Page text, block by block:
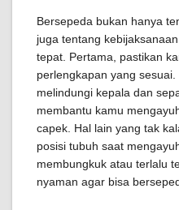
Bersepeda bukan hanya
juga tentang
tepat. Pertama, pastikan
perlengkapan yang
melindungi kepala dan
membantu kamu
capek. Hal lain yang tak
posisi tubuh saat
membungkuk atau terlalu
nyaman agar bisa